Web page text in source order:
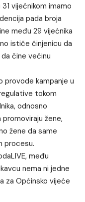
vijećnikom imamo
pada broja
među 29 vijećnika
ističe činjenicu da
čine većinu
provode kampanje u
tokom
odnosno
žene,
žene da same
procesu.
među
nema ni jedne
za Općinsko vijeće